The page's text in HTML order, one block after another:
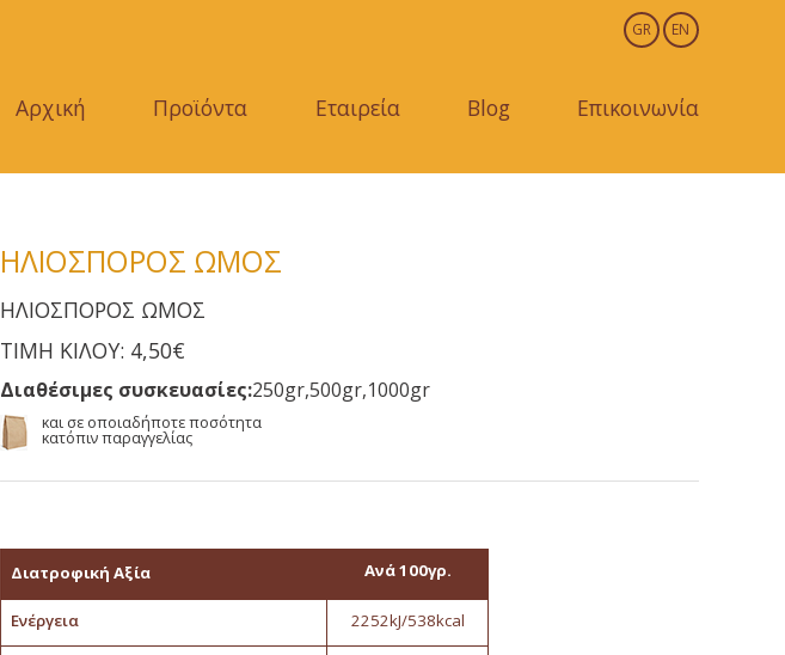
GR EN
Αρχική Προϊόντα Εταιρεία Blog Επικοινωνία
ΗΛΙΟΣΠΟΡΟΣ ΩΜΟΣ
ΗΛΙΟΣΠΟΡΟΣ ΩΜΟΣ
ΤΙΜΗ ΚΙΛΟΥ: 4,50€
Διαθέσιμες συσκευασίες:250gr,500gr,1000gr
και σε οποιαδήποτε ποσότητα
κατόπιν παραγγελίας
Διατροφική Αξία Ανά 100γρ.
Ενέργεια 2252kJ/538kcal